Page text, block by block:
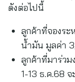
ดังต่อไปนี้
ลูกค้าที่จองระ
น้ำมัน มูลค่า
ลูกค้าที่มาร่วม
1-13 ธ.ค.68 จ